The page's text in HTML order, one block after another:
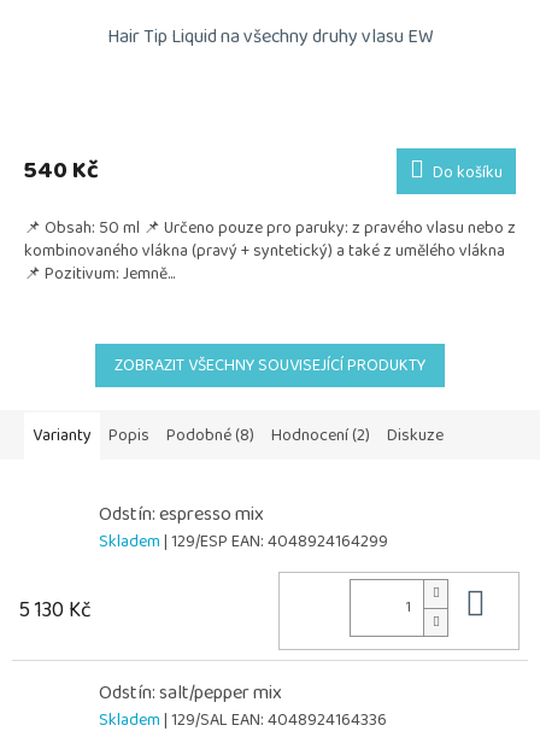
Hair Tip Liquid na všechny druhy vlasu EW
540 Kč Do košíku
📌 Obsah: 50 ml 📌 Určeno pouze pro paruky: z pravého vlasu nebo z
kombinovaného vlákna (pravý + syntetický) a také z umělého vlákna
📌 Pozitivum: Jemně...
ZOBRAZIT VŠECHNY SOUVISEJÍCÍ PRODUKTY
Varianty Popis Podobné (8) Hodnocení (2) Diskuze
Odstín: espresso mix
Skladem| 129/ESPEAN:4048924164299
5 130 Kč
Odstín: salt/pepper mix
Skladem| 129/SALEAN:4048924164336